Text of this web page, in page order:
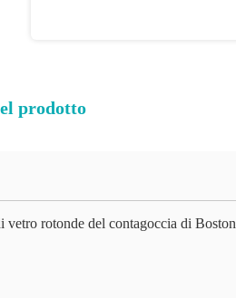
prodotto
vetro rotonde del contagoccia di Boston